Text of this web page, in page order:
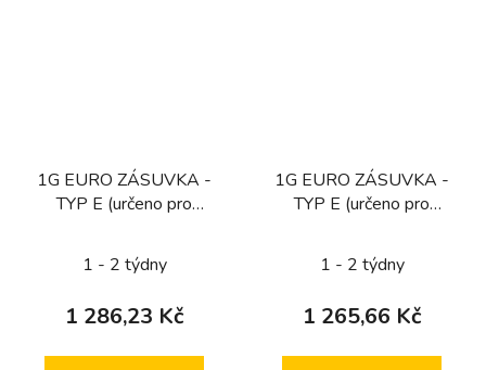
1G EURO ZÁSUVKA -
TYP E (určeno pro
1 - 2 týdny
1 286,23 Kč
1G EURO ZÁSUVKA -
TYP E (určeno pro
1 - 2 týdny
1 265,66 Kč